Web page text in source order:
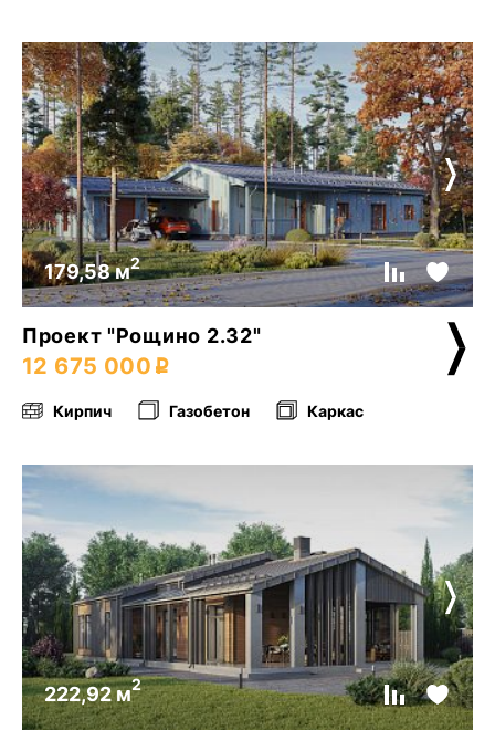
179,58 м2
Проект "Рощино 2.32"
12 675 000
Кирпич Газобетон Каркас
222,92 м2